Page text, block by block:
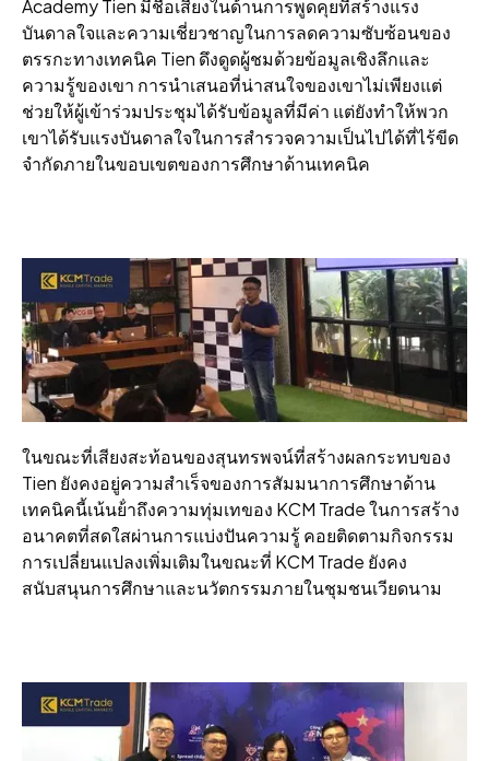
Academy Tien มีชื่อเสียงในด้านการพูดคุยที่สร้างแรง
บันดาลใจและความเชี่ยวชาญในการลดความซับซ้อนของ
ตรรกะทางเทคนิค Tien ดึงดูดผู้ชมด้วยข้อมูลเชิงลึกและ
ความรู้ของเขา การนําเสนอที่น่าสนใจของเขาไม่เพียงแต่
ช่วยให้ผู้เข้าร่วมประชุมได้รับข้อมูลที่มีค่า แต่ยังทําให้พวก
เขาได้รับแรงบันดาลใจในการสํารวจความเป็นไปได้ที่ไร้ขีด
จํากัดภายในขอบเขตของการศึกษาด้านเทคนิค
ในขณะที่เสียงสะท้อนของสุนทรพจน์ที่สร้างผลกระทบของ
Tien ยังคงอยู่ความสําเร็จของการสัมมนาการศึกษาด้าน
เทคนิคนี้เน้นย้ําถึงความทุ่มเทของ KCM Trade ในการสร้าง
อนาคตที่สดใสผ่านการแบ่งปันความรู้ คอยติดตามกิจกรรม
การเปลี่ยนแปลงเพิ่มเติมในขณะที่ KCM Trade ยังคง
สนับสนุนการศึกษาและนวัตกรรมภายในชุมชนเวียดนาม